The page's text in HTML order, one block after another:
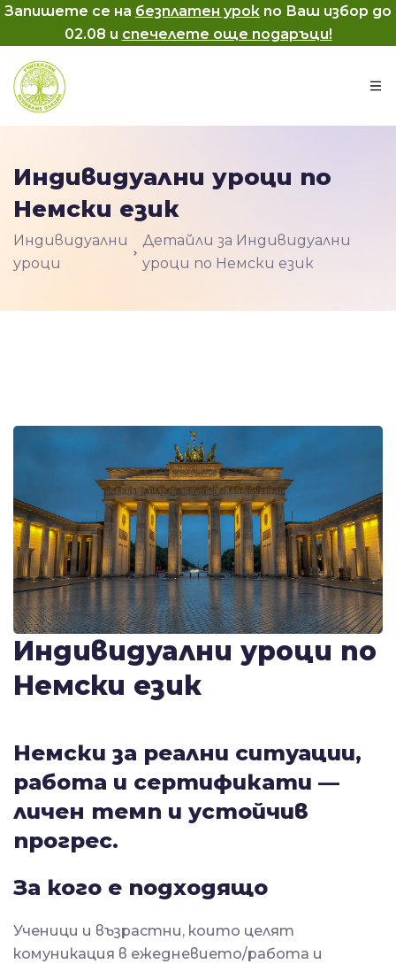
Запишете се на безплатен урок по Ваш избор до
02.08 и спечелете още подаръци!
Индивидуални уроци по
Немски език
Индивидуални
уроци
Детайли за Индивидуални
уроци по Немски език
Индивидуални уроци по
Немски език
Немски за реални ситуации,
работа и сертификати —
личен темп и устойчив
прогрес.
За кого е подходящо
Ученици и възрастни, които целят
комуникация в ежедневието/работа и